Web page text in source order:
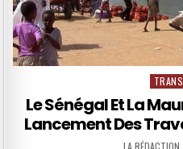
in
Le Sénégal Et La
Lancement Des
LA RÉDACTION